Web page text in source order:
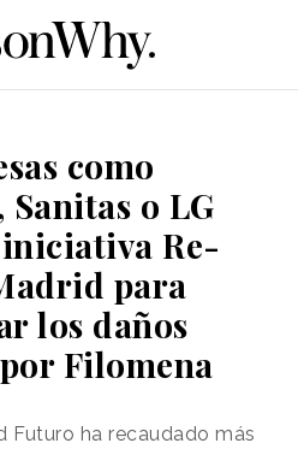
como
o LG
Re-
para
los daños
Filomena
Futuro ha recaudado más